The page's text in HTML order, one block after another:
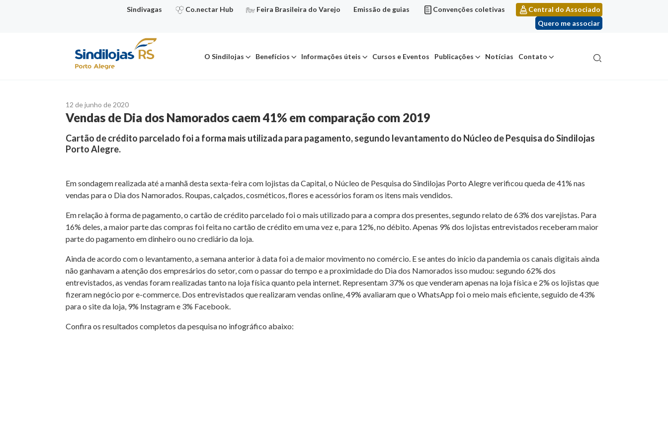
Sindivagas Co.nectar Hub Feira Brasileira do Varejo Emissão de guias Convenções coletivas
Central do Associado
Quero me associar
O Sindilojas Benefícios Informações úteis Cursos e Eventos Publicações Notícias Contato
12 de junho de 2020
Vendas de Dia dos Namorados caem 41% em comparação com 2019
Cartão de crédito parcelado foi a forma mais utilizada para pagamento, segundo levantamento do Núcleo de Pesquisa do Sindilojas
Porto Alegre.
Em sondagem realizada até a manhã desta sexta-feira com lojistas da Capital, o Núcleo de Pesquisa do Sindilojas Porto Alegre verificou queda de 41% nas
vendas para o Dia dos Namorados. Roupas, calçados, cosméticos, flores e acessórios foram os itens mais vendidos.
Em relação à forma de pagamento, o cartão de crédito parcelado foi o mais utilizado para a compra dos presentes, segundo relato de 63% dos varejistas. Para
16% deles, a maior parte das compras foi feita no cartão de crédito em uma vez e, para 12%, no débito. Apenas 9% dos lojistas entrevistados receberam maior
parte do pagamento em dinheiro ou no crediário da loja.
Ainda de acordo com o levantamento, a semana anterior à data foi a de maior movimento no comércio. E se antes do início da pandemia os canais digitais ainda
não ganhavam a atenção dos empresários do setor, com o passar do tempo e a proximidade do Dia dos Namorados isso mudou: segundo 62% dos
entrevistados, as vendas foram realizadas tanto na loja física quanto pela internet. Representam 37% os que venderam apenas na loja física e 2% os lojistas que
fizeram negócio por e-commerce. Dos entrevistados que realizaram vendas online, 49% avaliaram que o WhatsApp foi o meio mais eficiente, seguido de 43%
para o site da loja, 9% Instagram e 3% Facebook.
Confira os resultados completos da pesquisa no infográfico abaixo: